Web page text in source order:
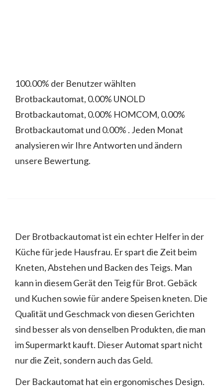
100.00% der Benutzer wählten
Brotbackautomat, 0.00% UNOLD
Brotbackautomat, 0.00% HOMCOM, 0.00%
Brotbackautomat und 0.00% . Jeden Monat
analysieren wir Ihre Antworten und ändern
unsere Bewertung.
Der Brotbackautomat ist ein echter Helfer in der
Küche für jede Hausfrau. Er spart die Zeit beim
Kneten, Abstehen und Backen des Teigs. Man
kann in diesem Gerät den Teig für Brot. Gebäck
und Kuchen sowie für andere Speisen kneten. Die
Qualität und Geschmack von diesen Gerichten
sind besser als von denselben Produkten, die man
im Supermarkt kauft. Dieser Automat spart nicht
nur die Zeit, sondern auch das Geld.
Der Backautomat hat ein ergonomisches Design.